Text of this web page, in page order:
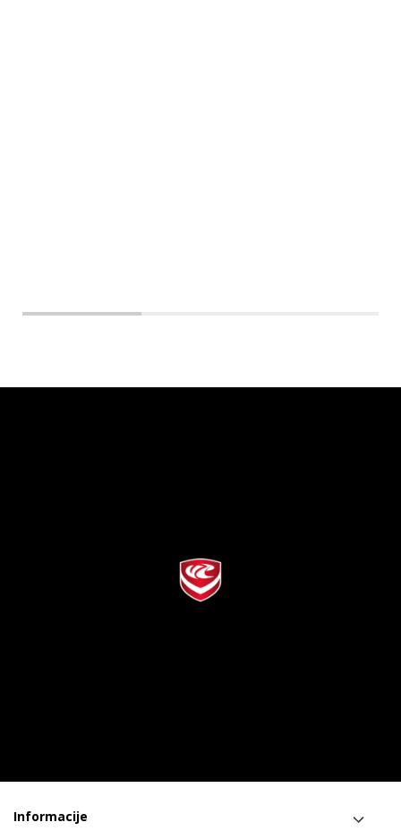
Informacije